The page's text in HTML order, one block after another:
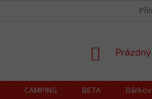
CENÍK DOPRAVY A
CAMPING BETA